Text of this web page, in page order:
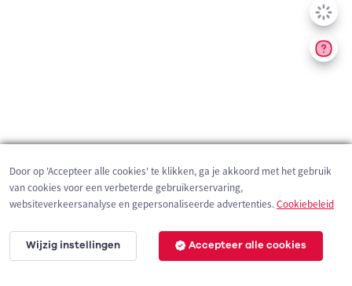
200 m
Door op 'Accepteer alle cookies' te klikken, ga je akkoord met het gebruik
van cookies voor een verbeterde gebruikerservaring,
websiteverkeersanalyse en gepersonaliseerde advertenties.Cookiebeleid
Wijzig instellingen Accepteer alle cookies